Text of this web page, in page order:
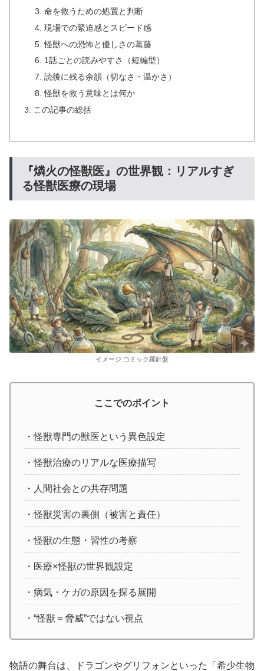
命を救うための処置と判断
現場での緊迫感とスピード感
怪獣への恐怖と優しさの葛藤
1話ごとの読みやすさ（短編型）
読後に残る余韻（切なさ・温かさ）
怪獣を救う意味とは何か
この記事の総括
『燐火の怪獣医』の世界観：リアルすぎ
る怪獣医療の現場
イメージ:コミック羅針盤
ここでのポイント
・怪獣専門の獣医という異色設定
・怪獣治療のリアルな医療描写
・人間社会との共存問題
・怪獣災害の裏側（被害と責任）
・怪獣の生態・習性の考察
・医療×怪獣の世界観設定
・病気・ケガの原因を探る展開
・“怪獣＝脅威”ではない視点
物語の舞台は、ドラゴンやグリフォンといった「希少生物